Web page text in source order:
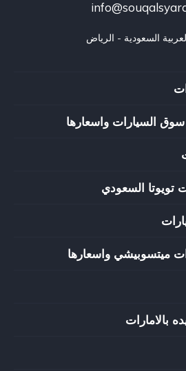
السعودية - الرياض
السيارات واسعارها
السعودي
ميتسوبيشي واسعارها
بالامارات